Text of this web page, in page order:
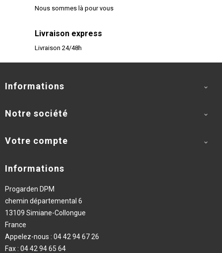
Nous sommes là pour vous
Livraison express
Livraison 24/48h
Informations 
Notre société 
Votre compte 
Informations
Progarden DPM
chemin départemental 6
13109 Simiane-Collongue
France
Appelez-nous : 04 42 94 67 26
Fax : 04 42 94 65 64